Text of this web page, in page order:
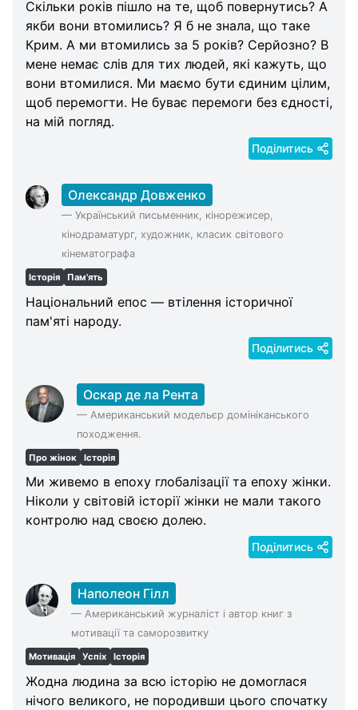
Скільки років пішло на те, щоб повернутись? А
якби вони втомились? Я б не знала, що таке
Крим. А ми втомились за 5 років? Серйозно? В
мене немає слів для тих людей, які кажуть, що
вони втомилися. Ми маємо бути єдиним цілим,
щоб перемогти. Не буває перемоги без єдності,
на мій погляд.
Поділитись
Олександр Довженко
—Український письменник, кінорежисер,
кінодраматург, художник, класик світового
кінематографа
Історія Пам'ять
Нацiональний епос — втiлення iсторичної
пам'ятi народу.
Поділитись
Оскар де ла Рента
— Американський модельєр домініканського
походження.
Про жінок Історія
Ми живемо в епоху глобалізації та епоху жінки.
Ніколи у світовій історії жінки не мали такого
контролю над своєю долею.
Поділитись
Наполеон Гілл
— Американський журналіст і автор книг з
мотивації та саморозвитку
Мотивація Успіх Історія
Жодна людина за всю історію не домоглася
нічого великого, не породивши цього спочатку